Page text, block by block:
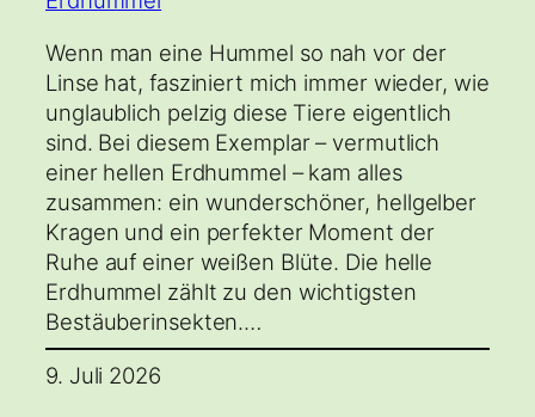
Wenn man eine Hummel so nah vor der
Linse hat, fasziniert mich immer wieder, wie
unglaublich pelzig diese Tiere eigentlich
sind. Bei diesem Exemplar – vermutlich
einer hellen Erdhummel – kam alles
zusammen: ein wunderschöner, hellgelber
Kragen und ein perfekter Moment der
Ruhe auf einer weißen Blüte. Die helle
Erdhummel zählt zu den wichtigsten
Bestäuberinsekten.…
9. Juli 2026